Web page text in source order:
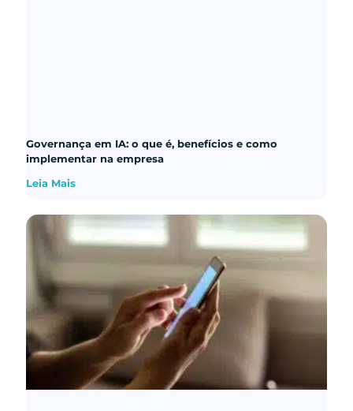
Governança em IA: o que é, benefícios e como
implementar na empresa
Leia Mais